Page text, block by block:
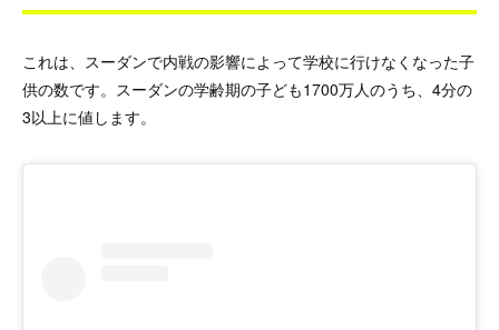
これは、スーダンで内戦の影響によって学校に行けなくなった子
供の数です。スーダンの学齢期の子ども1700万人のうち、4分の
3以上に値します。